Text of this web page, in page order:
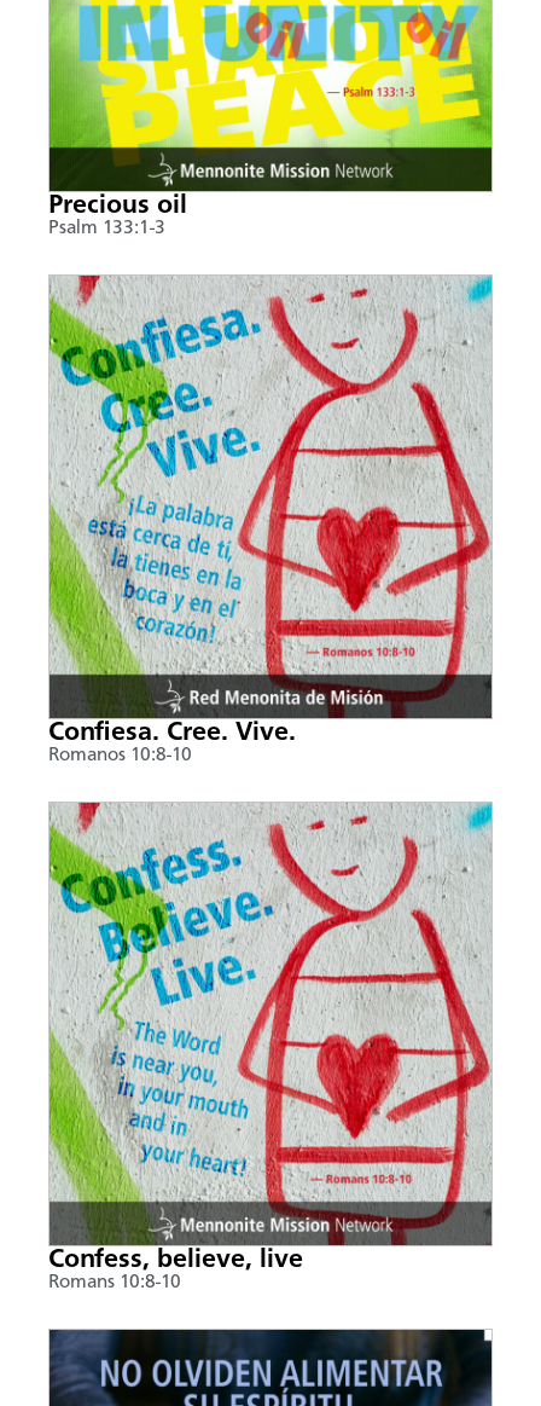
Precious oil
Psalm 133:1-3
Confiesa. Cree. Vive.
Romanos 10:8-10
Confess, believe, live
Romans 10:8-10